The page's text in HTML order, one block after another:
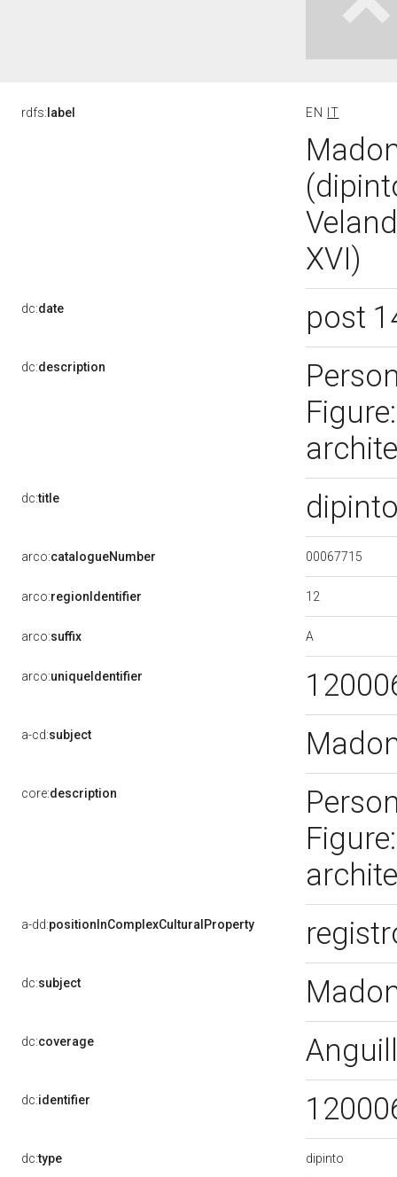
rdfs: label EN IT
XVI)
dc:date post
dc:description
dc:title
arco:catalogueNumber 00067715
arco:regionIdentifier 12
arco:suffix A
arco:uniqueIdentifier
a-cd:subject
core:description
a-dd:positionInComplexCulturalProperty
dc:subject
dc:coverage
dc:identifier
dc:type dipinto